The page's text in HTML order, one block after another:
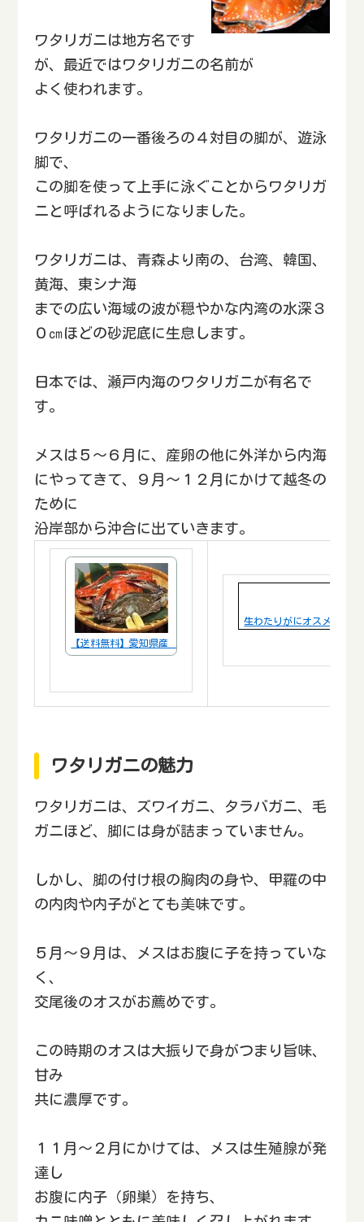
ワタリガニは地方名です
が、最近ではワタリガニの名前が
よく使われます。
ワタリガニの一番後ろの４対目の脚が、遊泳
脚で、
この脚を使って上手に泳ぐことからワタリガ
ニと呼ばれるようになりました。
ワタリガニは、青森より南の、台湾、韓国、
黄海、東シナ海
までの広い海域の波が穏やかな内湾の水深３
０㎝ほどの砂泥底に生息します。
日本では、瀬戸内海のワタリガニが有名で
す。
メスは５～６月に、産卵の他に外洋から内海
にやってきて、９月～１２月にかけて越冬の
ために
沿岸部から沖合に出ていきます。
【送料無料】愛知県産 活〆渡り蟹【ワタリガニ・ガザミ】
生わたりがにオスメス問
ワタリガニの魅力
ワタリガニは、ズワイガニ、タラバガニ、毛
ガニほど、脚には身が詰まっていません。
しかし、脚の付け根の胸肉の身や、甲羅の中
の内肉や内子がとても美味です。
５月～９月は、メスはお腹に子を持っていな
く、
交尾後のオスがお薦めです。
この時期のオスは大振りで身がつまり旨味、
甘み
共に濃厚です。
１１月～２月にかけては、メスは生殖腺が発
達し
お腹に内子（卵巣）を持ち、